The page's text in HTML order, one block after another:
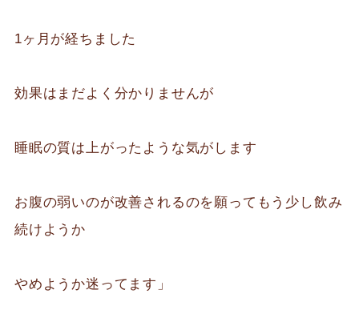
1ヶ月が経ちました
効果はまだよく分かりませんが
睡眠の質は上がったような気がします
お腹の弱いのが改善されるのを願ってもう少し飲み
続けようか
やめようか迷ってます」